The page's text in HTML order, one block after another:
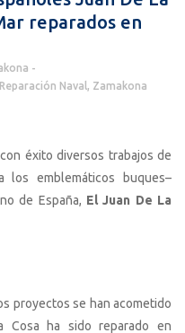
reparados en
Reparación Naval, Zamakona
éxito diversos trabajos de
los emblemáticos buques–
de España, El Juan De La
proyectos se han acometido
Cosa ha sido reparado en